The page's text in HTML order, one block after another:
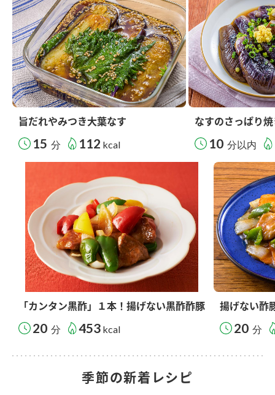
旨だれやみつき大葉なす
15 分 112 kcal
なすのさっぱり
10 分以内
「カンタン黒酢」１本！揚げない黒酢酢豚
20 分 453 kcal
揚げない酢
20 分
季節の新着レシピ